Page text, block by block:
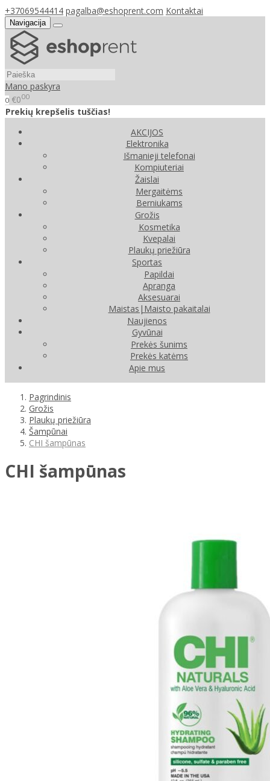
+37069544414 pagalba@eshoprent.com Kontaktai
Navigacija
Mano paskyra
0 €000
Prekių krepšelis tuščias!
AKCIJOS
Elektronika
Išmanieji telefonai
Kompiuteriai
Žaislai
Mergaitėms
Berniukams
Grožis
Kosmetika
Kvepalai
Plaukų priežiūra
Sportas
Papildai
Apranga
Aksesuarai
Maistas|Maisto pakaitalai
Naujienos
Gyvūnai
Prekės šunims
Prekės katėms
Apie mus
Pagrindinis
Grožis
Plaukų priežiūra
Šampūnai
CHI šampūnas
CHI šampūnas